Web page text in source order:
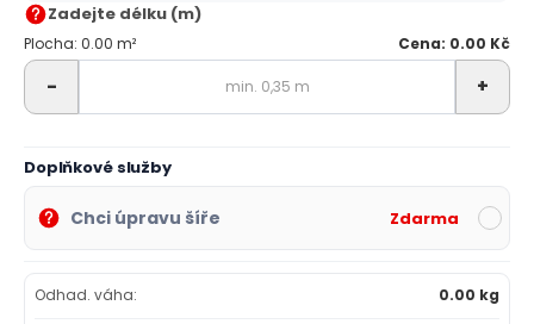
Zadejte délku (m)
Plocha: 0.00 m² Cena: 0.00 Kč
- +
Doplňkové služby
Chci úpravu šíře Zdarma
Odhad. váha:
0.00 kg